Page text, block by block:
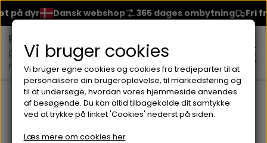
dyr Dansk webshop 365 dages ombytning Fri
MAKEUP
Forside Brands Bakel Skincare Creme fra Bakel OXY-
Vi bruger cookies
Vi bruger egne cookies og cookies fra tredjeparter til at
personalisere din brugeroplevelse, til markedsføring og
til at undersøge, hvordan vores hjemmeside anvendes
af besøgende. Du kan altid tilbagekalde dit samtykke
ved at trykke på linket 'Cookies' nederst på siden.
Læs mere om cookies her